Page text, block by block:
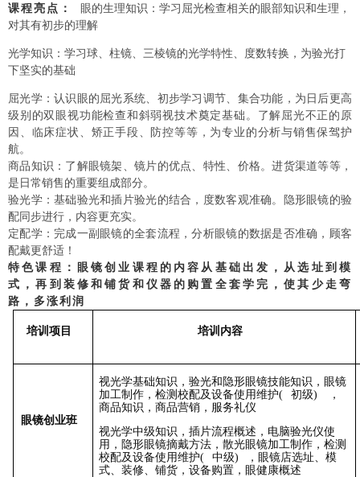
课程亮点：
眼的生理知识：学习屈光检查相关的眼部知识和生理，
对其有初步的理解
光学知识：学习球、柱镜、三棱镜的光学特性、度数转换，为验光打
下坚实的基础
屈光学：认识眼的屈光系统、初步学习调节、集合功能，为日后更高
级别的双眼视功能检查和斜弱视技术奠定基础。了解屈光不正的原
因、临床症状、矫正手段、防控等等，为专业的分析与销售保驾护
航。
商品知识：了解眼镜架、镜片的优点、特性、价格。进货渠道等等，
是日常销售的重要组成部分。
验光学：基础验光和插片验光的结合，度数客观准确。隐形眼镜的验
配同步进行，内容更充实。
定配学：完成一副眼镜的全套流程，分析眼镜的数据是否准确，顾客
配戴更舒适！
特色课程：眼镜创业课程的内容从基础出发，从选址到模
式，再到装修和铺货和仪器的购置全套学完，使其少走弯
路，多涨利润
培训项目 培训内容
眼镜创业班
视光学基础知识，验光和隐形眼镜技能知识，眼镜
加工制作，检测校配及设备使用维护( 初级)
，
商品知识，商品营销，服务礼仪
视光学中级知识，插片流程概述，电脑验光仪使
用，隐形眼镜摘戴方法，散光眼镜加工制作，检测
校配及设备使用维护( 中级)
，眼镜店选址、模
式、装修、铺货，设备购置，眼健康概述